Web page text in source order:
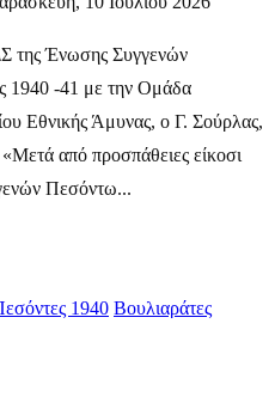
της Ένωσης Συγγενών
1940 -41 με την Ομάδα
Εθνικής Άμυνας, ο Γ. Σούρλας,
από προσπάθειες είκοσι
Πεσόντω...
1940 Βουλιαράτες